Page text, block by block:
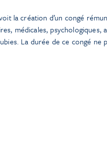
la création d’un congé
médicales, psychologiques,
La durée de ce congé